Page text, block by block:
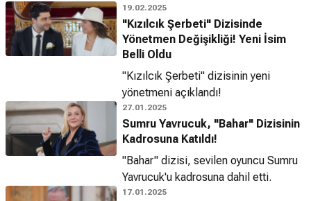
bölümde final yapıyor!
19.02.2025
"Kızılcık Şerbeti" Dizisinde
Yönetmen Değişikliği! Yeni İsim
Belli Oldu
"Kızılcık Şerbeti" dizisinin yeni
yönetmeni açıklandı!
27.01.2025
Sumru Yavrucuk, "Bahar" Dizisinin
Kadrosuna Katıldı!
"Bahar" dizisi, sevilen oyuncu Sumru
Yavrucuk'u kadrosuna dahil etti.
17.01.2025